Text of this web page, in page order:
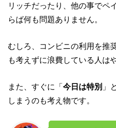
リッチだったり、他の事でペ
らば何も問題ありません。
むしろ、コンビニの利用を推
も考えずに浪費している人は
また、すぐに「今日は特別 」
しまうのも考え物です。